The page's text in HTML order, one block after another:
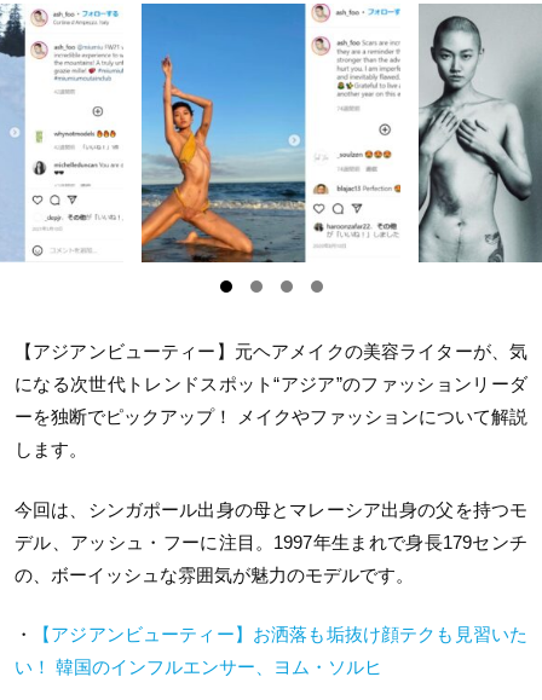
【アジアンビューティー】元ヘアメイクの美容ライターが、気
になる次世代トレンドスポット“アジア”のファッションリーダ
ーを独断でピックアップ！ メイクやファッションについて解説
します。
今回は、シンガポール出身の母とマレーシア出身の父を持つモ
デル、アッシュ・フーに注目。1997年生まれで身長179センチ
の、ボーイッシュな雰囲気が魅力のモデルです。
・
【アジアンビューティー】お洒落も垢抜け顔テクも見習いた
い！ 韓国のインフルエンサー、ヨム・ソルヒ